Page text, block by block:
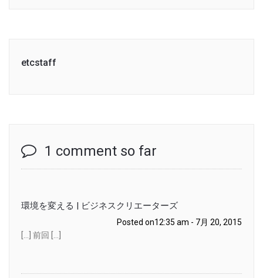
etcstaff
1 comment so far
環境を変える | ビジネスクリエーターズ
Posted on12:35 am - 7月 20, 2015
[…] 前回 […]